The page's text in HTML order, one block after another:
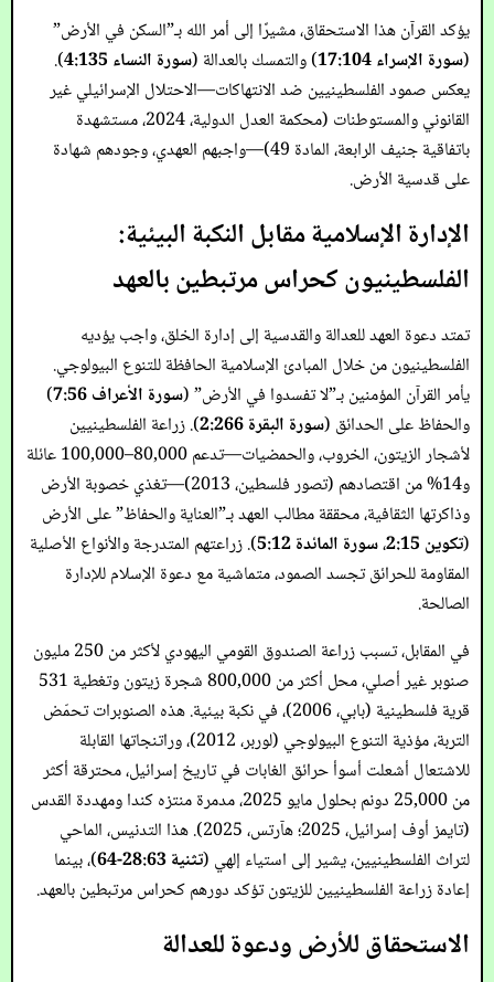
يؤكد القرآن هذا الاستحقاق، مشيرًا إلى أمر الله بـ”السكن في الأرض”
(سورة الإسراء 17:104 ) والتمسك بالعدالة (سورة النساء 4:135
).
يعكس صمود الفلسطينيين ضد الانتهاكات—الاحتلال الإسرائيلي غير
القانوني والمستوطنات (محكمة العدل الدولية، 2024، مستشهدة
باتفاقية جنيف الرابعة، المادة 49)—واجبهم العهدي، وجودهم شهادة
على قدسية الأرض.
الإدارة الإسلامية مقابل النكبة البيئية:
الفلسطينيون كحراس مرتبطين بالعهد
تمتد دعوة العهد للعدالة والقدسية إلى إدارة الخلق، واجب يؤديه
الفلسطينيون من خلال المبادئ الإسلامية الحافظة للتنوع البيولوجي.
يأمر القرآن المؤمنين بـ”لا تفسدوا في الأرض” (سورة الأعراف 7:56
)
والحفاظ على الحدائق (سورة البقرة 2:266
). زراعة الفلسطينيين
لأشجار الزيتون، الخروب، والحمضيات—تدعم 80,000–100,000 عائلة
و14% من اقتصادهم (تصور فلسطين، 2013)—تغذي خصوبة الأرض
وذاكرتها الثقافية، محققة مطالب العهد بـ”العناية والحفاظ” على الأرض
(تكوين 2:15 ،سورة المائدة 5:12
). زراعتهم المتدرجة والأنواع الأصلية
المقاومة للحرائق تجسد الصمود، متماشية مع دعوة الإسلام للإدارة
الصالحة.
في المقابل، تسبب زراعة الصندوق القومي اليهودي لأكثر من 250 مليون
صنوبر غير أصلي، محل أكثر من 800,000 شجرة زيتون وتغطية 531
قرية فلسطينية (بابي، 2006)، في نكبة بيئية. هذه الصنوبرات تحمّض
التربة، مؤذية التنوع البيولوجي (لوربر، 2012)، وراتنجاتها القابلة
للاشتعال أشعلت أسوأ حرائق الغابات في تاريخ إسرائيل، محترقة أكثر
من 25,000 دونم بحلول مايو 2025، مدمرة منتزه كندا ومهددة القدس
(تايمز أوف إسرائيل، 2025؛ هآرتس، 2025). هذا التدنيس، الماحي
لتراث الفلسطينيين، يشير إلى استياء إلهي (تثنية 28:63-64
)، بينما
إعادة زراعة الفلسطينيين للزيتون تؤكد دورهم كحراس مرتبطين بالعهد.
الاستحقاق للأرض ودعوة للعدالة